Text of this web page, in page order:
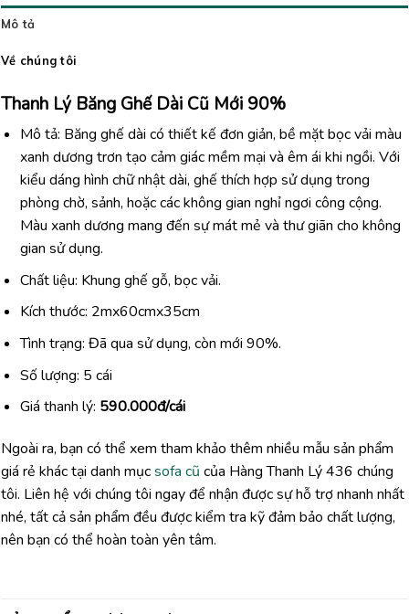
Mô tả
Về chúng tôi
Thanh Lý Băng Ghế Dài Cũ Mới 90%
Mô tả: Băng ghế dài có thiết kế đơn giản, bề mặt bọc vải màu
xanh dương trơn tạo cảm giác mềm mại và êm ái khi ngồi. Với
kiểu dáng hình chữ nhật dài, ghế thích hợp sử dụng trong
phòng chờ, sảnh, hoặc các không gian nghỉ ngơi công cộng.
Màu xanh dương mang đến sự mát mẻ và thư giãn cho không
gian sử dụng.
Chất liệu: Khung ghế gỗ, bọc vải.
Kích thước: 2mx60cmx35cm
Tình trạng: Đã qua sử dụng, còn mới 90%.
Số lượng: 5 cái
Giá thanh lý: 590.000đ/cái
Ngoài ra, bạn có thể xem tham khảo thêm nhiều mẫu sản phẩm
giá rẻ khác tại danh mụcsofa cũ của Hàng Thanh Lý 436 chúng
tôi. Liên hệ với chúng tôi ngay để nhận được sự hỗ trợ nhanh nhất
nhé, tất cả sản phẩm đều được kiểm tra kỹ đảm bảo chất lượng,
nên bạn có thể hoàn toàn yên tâm.